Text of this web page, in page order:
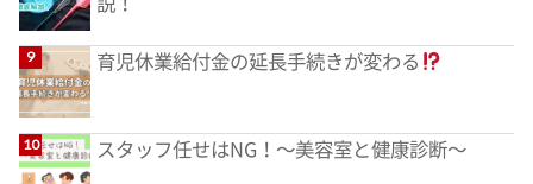
育児休業給付金の延長手続きが変わる
スタッフ任せはNG！～美容室と健康診断～